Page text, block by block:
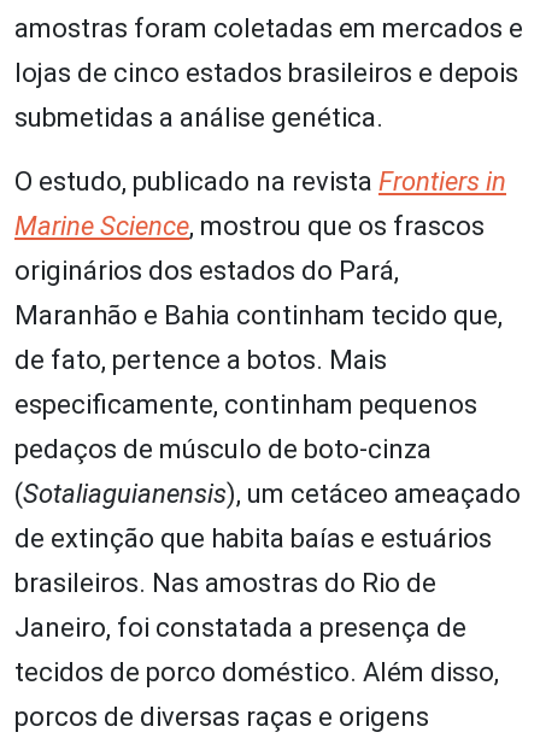
amostras foram coletadas em mercados e
lojas de cinco estados brasileiros e depois
submetidas a análise genética.
O estudo, publicado na revista Frontiers in
Marine Science, mostrou que os frascos
originários dos estados do Pará,
Maranhão e Bahia continham tecido que,
de fato, pertence a botos. Mais
especificamente, continham pequenos
pedaços de músculo de boto-cinza
(Sotaliaguianensis), um cetáceo ameaçado
de extinção que habita baías e estuários
brasileiros. Nas amostras do Rio de
Janeiro, foi constatada a presença de
tecidos de porco doméstico. Além disso,
porcos de diversas raças e origens